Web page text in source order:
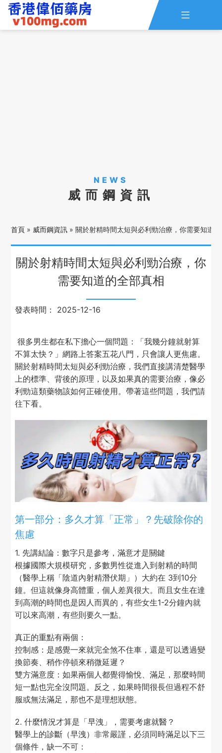

NEWS
威而鋼資訊
首頁 » 威而鋼資訊 »關於射精時間太短與必利勁治療，你需要知道
關於射精時間太短與必利勁治療，你
需要知道的全部真相
發表時間： 2025-12-16
很多男生都在私下擔心一個問題：「我幾分鐘就射算
不算太快？」網路上答案五花八門，只會讓人更焦慮。
關於射精時間太短與必利勁治療，我們直接講清楚醫學
上的標準、背後的原理，以及如果真的需要治療，像必
利勁這類藥物該如何正確使用。帶著這些問題，我們請
往下看。
第一部分：多久才算「正常」？先破除你的
焦慮
1. 先講結論：數字只是參考，滿意才是關鍵
根據國際大規模研究，多數男性從進入到射精的時間
（醫學上稱「陰道內射精潛伏期」）大約在 3到10分
鐘。但這就像身高體重，個人差異很大。而且女生在達
到高潮的時間也是因人而異的，有些女生1-2分鐘內就
可以來高潮，有些則要久一點。
真正的重點有兩個：
控制感：是感覺一來就完全煞不住車，還是可以透過變
換節奏、稍作停頓來稍微延遲？
雙方滿意度：如果兩個人都覺得愉悅、滿足，那麼時間
短一點也完全沒問題。反之，如果時間很長但過程不舒
服或無法滿足，那也不是理想狀態。
2. 什麼情況才算是「早洩」，需要考慮就醫？
醫學上的診斷（早洩）非常嚴謹，必須同時滿足以下三
個條件，缺一不可：